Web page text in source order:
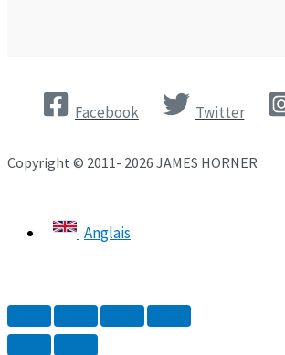
Facebook Twitter
Copyright © 2011- 2026 JAMES HORNER
Anglais